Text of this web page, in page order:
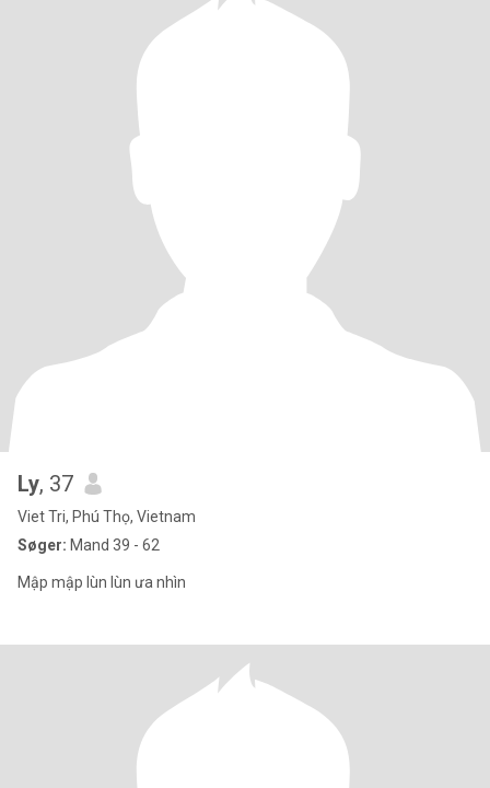
Ly, 37
Viet Tri, Phú Thọ, Vietnam
Søger: Mand 39 - 62
Mập mập lùn lùn ưa nhìn